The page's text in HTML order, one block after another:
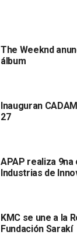
The Weeknd
álbum
Inauguran
27
APAP realiza 9na
Industrias de
KMC se une a la
Fundación Sarakí